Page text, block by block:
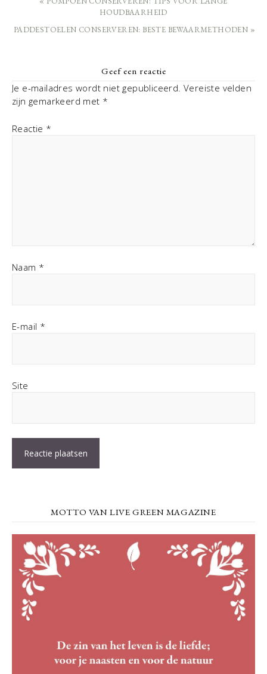
HOUDBAARHEID
PADDESTOELEN CONSERVEREN: BESTE BEWAARMETHODEN »
Geef een reactie
Je e-mailadres wordt niet gepubliceerd. Vereiste velden
zijn gemarkeerd met *
Reactie *
Naam *
E-mail *
Site
MOTTO VAN LIVE GREEN MAGAZINE